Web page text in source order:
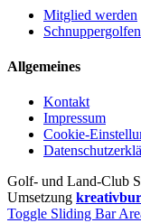
Mitglied werden
Schnuppergolfen
Allgemeines
Kontakt
Impressum
Cookie-
Golf- und Land-Club
Umsetzung
Toggle Sliding Bar